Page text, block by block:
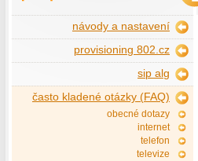
návody a nastavení
provisioning 802.cz
sip alg
často kladené otázky (FAQ)
obecné dotazy
internet
telefon
televize